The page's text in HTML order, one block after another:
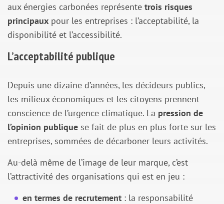
aux énergies carbonées représente trois risques
principaux pour les entreprises : l’acceptabilité, la
disponibilité et l’accessibilité.
L’acceptabilité publique
Depuis une dizaine d’années, les décideurs publics,
les milieux économiques et les citoyens prennent
conscience de l’urgence climatique. La pression de
l’opinion publique se fait de plus en plus forte sur les
entreprises, sommées de décarboner leurs activités.
Au-delà même de l’image de leur marque, c’est
l’attractivité des organisations qui est en jeu :
en termes de recrutement : la responsabilité